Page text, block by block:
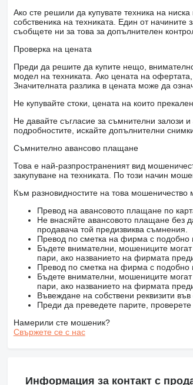
Ако сте решили да купувате техника на
собственика на техниката. Един от
съобщете ни за това за допълнителен
Проверка на цената
Преди да решите да купите нещо,
модел на техниката. Ако цената на
Значителната разлика в цената може да
Не купувайте стоки, цената на които
Не давайте съгласие за съмнителни залози
подробностите, искайте допълнителни
Съмнително авансово плащане
Това е най-разпространеният вид
закупуване на техниката. По този начин
Към разновидностите на това мошеничество
Превод на авансовото плащане по
Не внасяйте авансовото плащане без
продавача той предизвиква съмнения.
Превод по сметка на фирма с подобно
Бъдете внимателни, мошениците
пари, ако названието на фирмата
Превод по сметка на фирма с подобно
Бъдете внимателни, мошениците
пари, ако названието на фирмата
Въвеждане на собствени реквизити
Преди да преведете парите,
Намерили сте мошеник?
Свържете се с нас
Информация за контакт с